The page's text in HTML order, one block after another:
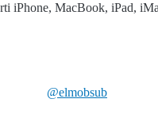
iPhone, MacBook, iPad,
@elmobsub